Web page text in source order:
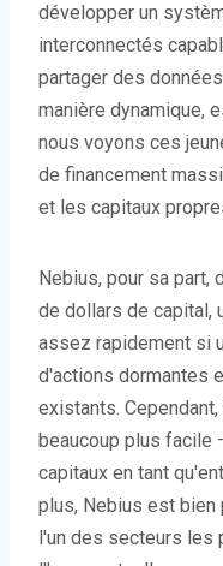
développer un
interconnectés
partager des
manière dynamique,
nous voyons ces
de financement
et les capitaux
Nebius, pour sa part,
de dollars de capital,
assez rapidement si
d'actions dormantes
existants.
beaucoup plus facile
capitaux en tant
plus, Nebius est bien
l'un des secteurs les